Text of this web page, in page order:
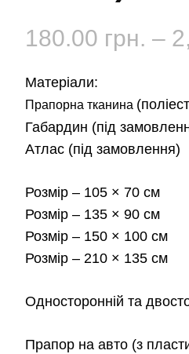
180.00 грн. –
Матеріали:
Прапорна тканина
Габардин (під
Атлас (під замовлення)
Розмір – 105 × 70 см
Розмір – 135 × 90 см
Розмір – 150 × 100 см
Розмір – 210 × 135 см
Односторонній та
Прапор на авто (з